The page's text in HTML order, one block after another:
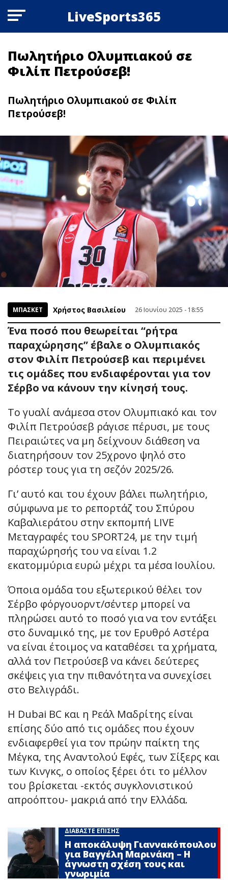
LiveSports365
Πωλητήριο Ολυμπιακού σε
Φιλίπ Πετρούσεβ!
Πωλητήριο Ολυμπιακού σε Φιλίπ
Πετρούσεβ!
ΜΠΑΣΚΕΤ Χρήστος Βασιλείου 26 Ιουνίου 2025 - 18:55
Ένα ποσό που θεωρείται “ρήτρα
παραχώρησης” έβαλε ο Ολυμπιακός
στον Φιλίπ Πετρούσεβ και περιμένει
τις ομάδες που ενδιαφέρονται για τον
Σέρβο να κάνουν την κίνησή τους.
Το γυαλί ανάμεσα στον Ολυμπιακό και τον
Φιλίπ Πετρούσεβ ράγισε πέρυσι, με τους
Πειραιώτες να μη δείχνουν διάθεση να
διατηρήσουν τον 25χρονο ψηλό στο
ρόστερ τους για τη σεζόν 2025/26.
Γι’ αυτό και του έχουν βάλει πωλητήριο,
σύμφωνα με το ρεπορτάζ του Σπύρου
Καβαλιεράτου στην εκπομπή LIVE
Μεταγραφές του SPORT24, με την τιμή
παραχώρησής του να είναι 1.2
εκατομμύρια ευρώ μέχρι τα μέσα Ιουλίου.
Όποια ομάδα του εξωτερικού θέλει τον
Σέρβο φόργουορντ/σέντερ μπορεί να
πληρώσει αυτό το ποσό για να τον εντάξει
στο δυναμικό της, με τον Ερυθρό Αστέρα
να είναι έτοιμος να καταθέσει τα χρήματα,
αλλά τον Πετρούσεβ να κάνει δεύτερες
σκέψεις για την πιθανότητα να συνεχίσει
στο Βελιγράδι.
Η Dubai BC και η Ρεάλ Μαδρίτης είναι
επίσης δύο από τις ομάδες που έχουν
ενδιαφερθεί για τον πρώην παίκτη της
Μέγκα, της Αναντολού Εφές, των Σίξερς και
των Κινγκς, ο οποίος ξέρει ότι το μέλλον
του βρίσκεται -εκτός συγκλονιστικού
απροόπτου- μακριά από την Ελλάδα.
ΔΙΑΒΑΣΤΕ ΕΠΙΣΗΣ
Η αποκάλυψη Γιαννακόπουλου
για Βαγγέλη Μαρινάκη – Η
άγνωστη σχέση τους και
γνωριμία